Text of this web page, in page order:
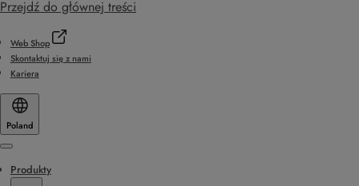
Przejdź do głównej treści
Web Shop
Skontaktuj się z nami
Kariera
Poland
Menu
Produkty